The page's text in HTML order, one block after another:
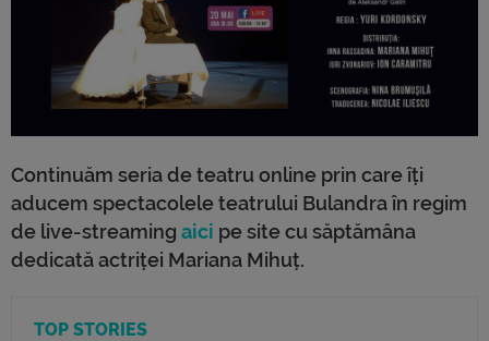
Continuăm seria de teatru online prin care îți
aducem spectacolele teatrului Bulandra în regim
de live-streaming aici pe site cu săptămâna
dedicată actriței Mariana Mihuț.
TOP STORIES